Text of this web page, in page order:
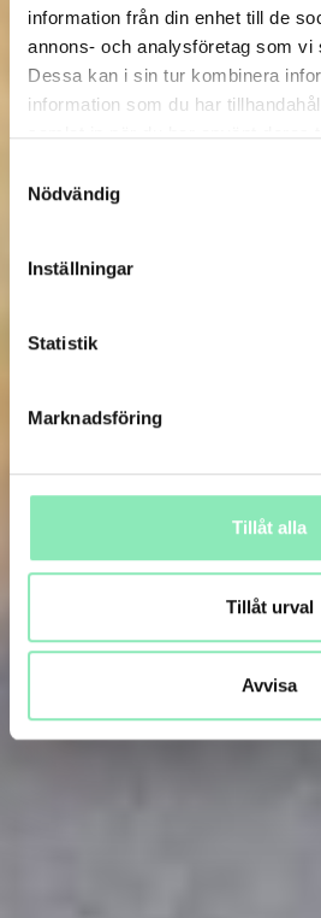
information från din enhet till de
annons- och analysföretag som vi
Dessa kan i sin tur kombinera
information som du har
samlat in när du har använt deras
Nödvändig
Inställningar
Statistik
Marknadsföring
Tillåt alla
Tillåt urval
Avvisa